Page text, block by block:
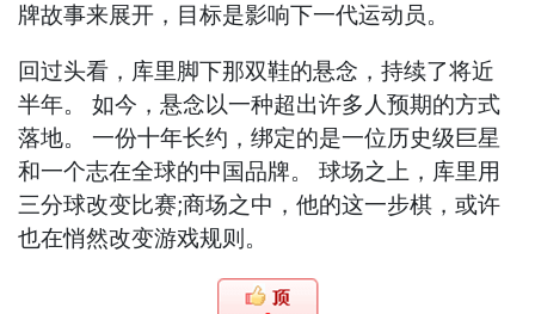
牌故事来展开，目标是影响下一代运动员。
回过头看，库里脚下那双鞋的悬念，持续了将近
半年。 如今，悬念以一种超出许多人预期的方式
落地。 一份十年长约，绑定的是一位历史级巨星
和一个志在全球的中国品牌。 球场之上，库里用
三分球改变比赛;商场之中，他的这一步棋，或许
也在悄然改变游戏规则。